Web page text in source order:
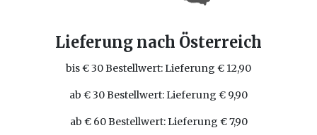
Lieferung nach Österreich
bis € 30 Bestellwert: Lieferung € 12,90
ab € 30 Bestellwert: Lieferung € 9,90
ab € 60 Bestellwert: Lieferung € 7,90